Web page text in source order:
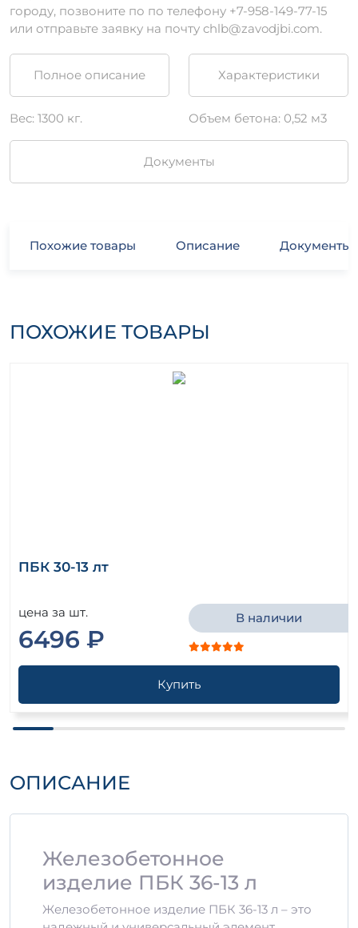
городу, позвоните по по телефону +7-958-149-77-15
или отправьте заявку на почту chlb@zavodjbi.com.
Полное описание Характеристики
Вес: 1300 кг. Объем бетона: 0,52 м3
Документы
Похожие товары Описание Документы
ПОХОЖИЕ ТОВАРЫ
ПБК 30-13 лт
цена за шт.
6496 ₽
В наличии
Купить
ОПИСАНИЕ
Железобетонное
изделие ПБК 36-13 л
Железобетонное изделие ПБК 36-13 л – это